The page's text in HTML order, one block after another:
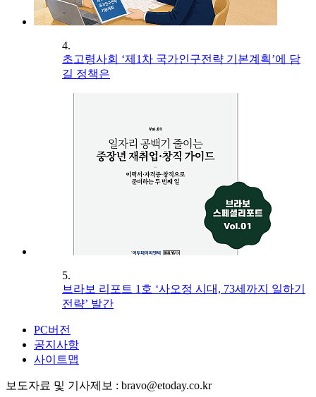
4.
초고령사회 ‘제1차 국가인구전략 기본계획’에 담
길 정책은
5.
브라보 리포트 1호 ‘사오정 시대, 73세까지 일하기
전략’ 발간
PC버전
공지사항
사이트맵
보도자료 및 기사제보 : bravo@etoday.co.kr